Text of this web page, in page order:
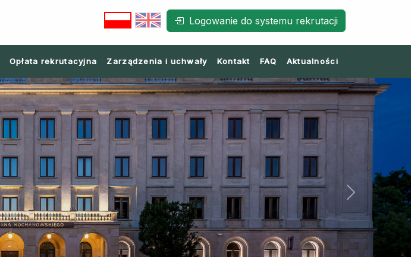
Logowanie do systemu rekrutacji
Opłata rekrutacyjna Zarządzenia i uchwały Kontakt FAQ Aktualności
Next